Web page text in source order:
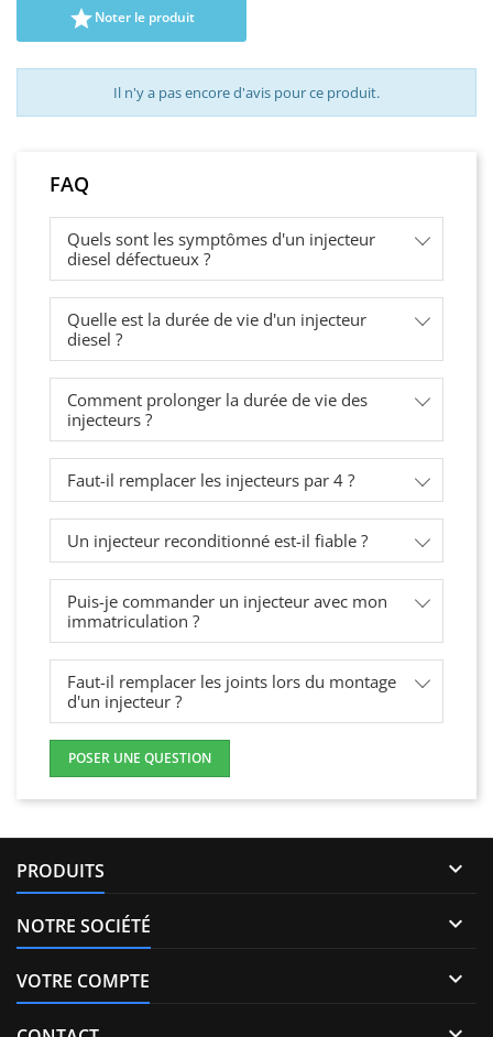
Noter le produit
Il n'y a pas encore d'avis pour ce produit.
FAQ
Quels sont les symptômes d'un injecteur
diesel défectueux ?
Quelle est la durée de vie d'un injecteur
diesel ?
Comment prolonger la durée de vie des
injecteurs ?
Faut-il remplacer les injecteurs par 4 ?
Un injecteur reconditionné est-il fiable ?
Puis-je commander un injecteur avec mon
immatriculation ?
Faut-il remplacer les joints lors du montage
d'un injecteur ?
POSER UNE QUESTION
PRODUITS 
NOTRE SOCIÉTÉ 
VOTRE COMPTE 